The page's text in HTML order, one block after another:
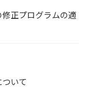
正プログラムの適
いて